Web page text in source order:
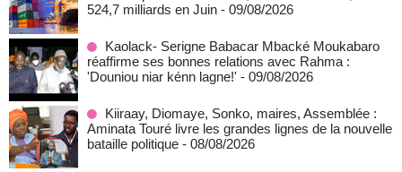
524,7 milliards en Juin - 09/08/2026
Kaolack- Serigne Babacar Mbacké Moukabaro
réaffirme ses bonnes relations avec Rahma :
'Douniou niar kénn lagne!' - 09/08/2026
Kiiraay, Diomaye, Sonko, maires, Assemblée :
Aminata Touré livre les grandes lignes de la nouvelle
bataille politique - 08/08/2026